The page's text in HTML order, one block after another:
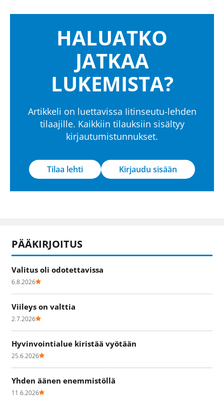
HALUATKO
JATKAA
LUKEMISTA?
Artikkeli on luettavissa Iitinseutu-lehden
tilaajille. Kaikkiin tilauksiin sisältyy
kirjautumistunnukset.
Tilaa lehti Kirjaudu sisään
PÄÄKIRJOITUS
Valitus oli odotettavissa
6.8.2026
Viileys on valttia
2.7.2026
Hyvinvointialue kiristää vyötään
25.6.2026
Yhden äänen enemmistöllä
11.6.2026